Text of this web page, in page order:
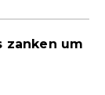
zanken um